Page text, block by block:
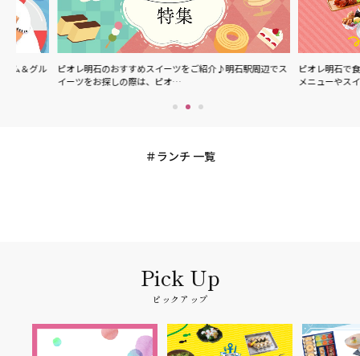
ピオレ明石のおすすめスイーツをご紹介♪明石駅周辺でス
イーツをお探しの際は、ピオ…
ピオレ明石で食べられ
メニューやスイーツな
ランチ 一覧
ピックアップ